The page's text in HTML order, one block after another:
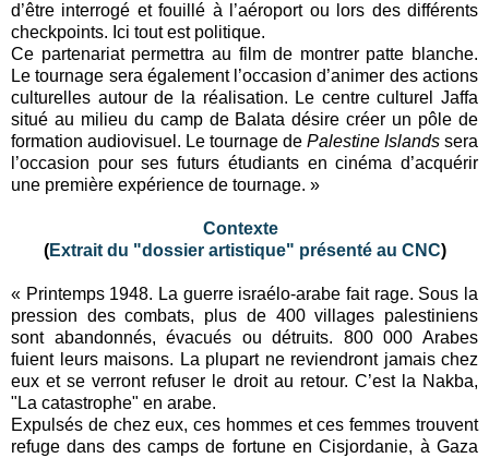
d’être interrogé et fouillé à l’aéroport ou lors des différents
checkpoints. Ici tout est politique.
Ce partenariat permettra au film de montrer patte blanche.
Le tournage sera également l’occasion d’animer des actions
culturelles autour de la réalisation. Le centre culturel Jaffa
situé au milieu du camp de Balata désire créer un pôle de
formation audiovisuel. Le tournage de Palestine Islands sera
l’occasion pour ses futurs étudiants en cinéma d’acquérir
une première expérience de tournage. »
Contexte
(Extrait du "dossier artistique" présenté au CNC)
« Printemps 1948. La guerre israélo-arabe fait rage. Sous la
pression des combats, plus de 400 villages palestiniens
sont abandonnés, évacués ou détruits. 800 000 Arabes
fuient leurs maisons. La plupart ne reviendront jamais chez
eux et se verront refuser le droit au retour. C’est la Nakba,
"La catastrophe" en arabe.
Expulsés de chez eux, ces hommes et ces femmes trouvent
refuge dans des camps de fortune en Cisjordanie, à Gaza